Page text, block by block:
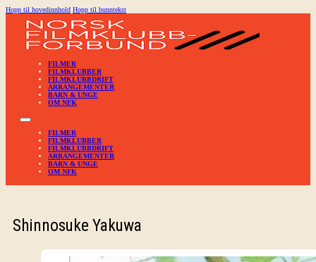
Hopp til hovedinnhold Hopp til bunntekst
FILMER
FILMKLUBBER
FILMKLUBBDRIFT
ARRANGEMENTER
BARN & UNGE
OM NFK
FILMER
FILMKLUBBER
FILMKLUBBDRIFT
ARRANGEMENTER
BARN & UNGE
OM NFK
Shinnosuke Yakuwa